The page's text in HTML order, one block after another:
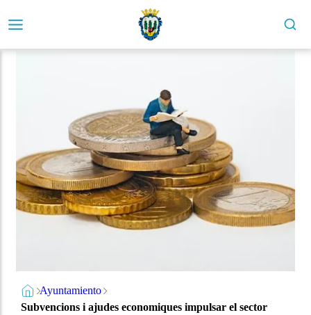
Ayuntamiento
Subvencions i ajudes economiques impulsar el sector